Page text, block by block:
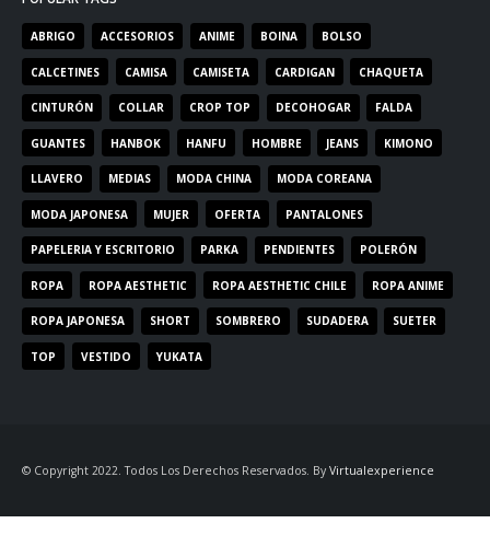
ABRIGO ACCESORIOS ANIME BOINA BOLSO
CALCETINES CAMISA CAMISETA CARDIGAN CHAQUETA
CINTURÓN COLLAR CROP TOP DECOHOGAR FALDA
GUANTES HANBOK HANFU HOMBRE JEANS KIMONO
LLAVERO MEDIAS MODA CHINA MODA COREANA
MODA JAPONESA MUJER OFERTA PANTALONES
PAPELERIA Y ESCRITORIO PARKA PENDIENTES POLERÓN
ROPA ROPA AESTHETIC ROPA AESTHETIC CHILE ROPA ANIME
ROPA JAPONESA SHORT SOMBRERO SUDADERA SUETER
TOP VESTIDO YUKATA
© Copyright 2022. Todos Los Derechos Reservados. By Virtualexperience